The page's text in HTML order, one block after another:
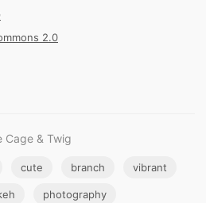
2.0
Cage & Twig
cute branch vibrant
photography